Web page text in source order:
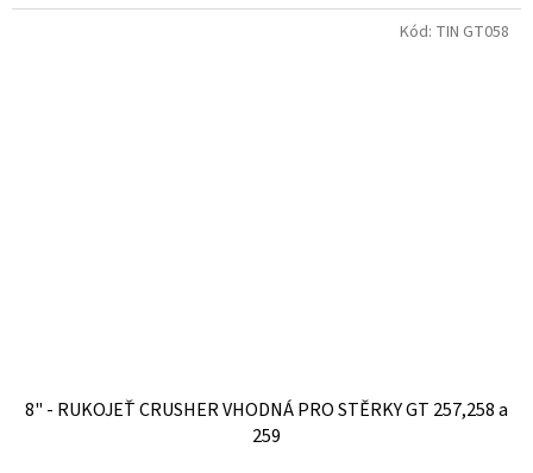
8" - RUKOJEŤ CRUSHER VHODNÁ PRO STĚRKY GT 257,258 a
259
Kód: TIN GT058